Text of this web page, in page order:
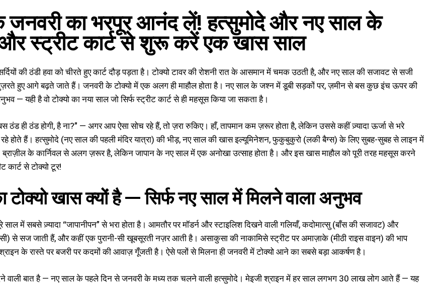
जनवरी का भरपूर आनंद लें! हत्सुमोदे और नए साल के
स्ट्रीट कार्ट से शुरू करें एक खास साल
सर्दियों की ठंडी हवा को चीरते हुए कार्ट दौड़ पड़ता है। टोक्यो टावर की रोशनी रात के आसमान में चमक उठती है, और नए साल की सजावट से सजी
हुए आगे बढ़ते जाते हैं। जनवरी के टोक्यो में एक अलग ही माहौल होता है। नए साल के जश्न में डूबी सड़कों पर, ज़मीन से बस कुछ इंच ऊपर की
— यही है वो टोक्यो का नया साल जो सिर्फ स्ट्रीट कार्ट से ही महसूस किया जा सकता है।
ठंड ही ठंड होगी, है ना?” — अगर आप ऐसा सोच रहे हैं, तो ज़रा रुकिए। हाँ, तापमान कम ज़रूर होता है, लेकिन उससे कहीं ज़्यादा ऊर्जा से भरे
होते हैं। हत्सुमोदे (नए साल की पहली मंदिर यात्रा) की भीड़, नए साल की खास इल्यूमिनेशन, फुकुबुकुरो (लकी बैग्स) के लिए सुबह-सुबह से लाइन में
के कार्निवल से अलग ज़रूर है, लेकिन जापान के नए साल में एक अनोखा उत्साह होता है। और इस खास माहौल को पूरी तरह महसूस करने
कार्ट से टोक्यो टूर!
टोक्यो खास क्यों है — सिर्फ नए साल में मिलने वाला अनुभव
साल में सबसे ज़्यादा “जापानीपन” से भरा होता है। आमतौर पर मॉडर्न और स्टाइलिश दिखने वाली गलियाँ, कदोमात्सु (बाँस की सजावट) और
से सज जाती हैं, और कहीं एक पुरानी-सी खूबसूरती नज़र आती है। असाकुसा की नाकामिसे स्ट्रीट पर अमाज़ाके (मीठी राइस वाइन) की भाप
के रास्ते पर बजरी पर कदमों की आवाज़ गूँजती है। ऐसे पलों से मिलना ही जनवरी में टोक्यो आने का सबसे बड़ा आकर्षण है।
वाली बात है — नए साल के पहले दिन से जनवरी के मध्य तक चलने वाली हत्सुमोदे। मेइजी श्राइन में हर साल लगभग 30 लाख लोग आते हैं — यह